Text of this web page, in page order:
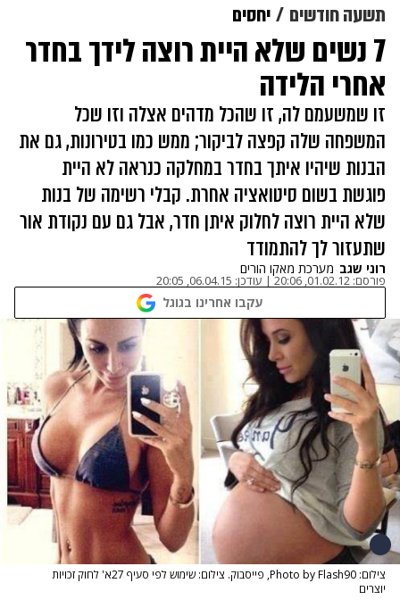
תשעה חודשים יחסים
7 נשים שלא היית רוצה לידך בחדר
אחרי הלידה
זו שמשעמם לה, זו שהכל מדהים אצלה וזו שכל
המשפחה שלה קפצה לביקור; ממש כמו בטירונות, גם את
הבנות שיהיו איתך בחדר במחלקה כנראה לא היית
פוגשת בשום סיטואציה אחרת. קבלי רשימה של בנות
שלא היית רוצה לחלוק איתן חדר, אבל גם עם נקודת אור
שתעזור לך להתמודד
רוני שגב מערכת מאקו הורים
פורסם: 01.02.12, 20:06
| עודכן: 06.04.15, 20:05
עקבו אחרינו בגוגל
צילום: Photo by Flash90, פייסבוק. צילום: שימוש לפי סעיף 27א' לחוק זכויות
יוצרים